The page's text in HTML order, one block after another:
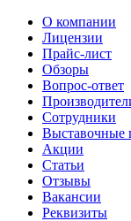
О компании
Лицензии
Прайс-лист
Обзоры
Вопрос-ответ
Сотрудники
Выставочные
Акции
Статьи
Отзывы
Вакансии
Реквизиты